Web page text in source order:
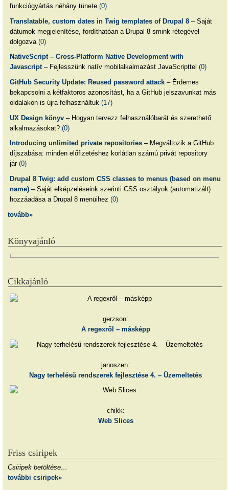
funkciógyártás néhány tünete (0)
Translatable, custom dates in Twig templates of Drupal 8– Saját
dátumok megjelenítése, fordíthatóan a Drupal 8 smink rétegével
dolgozva (0)
NativeScript – Cross-Platform Native Development with
Javascript– Fejlesszünk natív mobilalkalmazást JavaScripttel (0)
GitHub Security Update: Reused password attack– Érdemes
bekapcsolni a kétfaktoros azonosítást, ha a GitHub jelszavunkat más
oldalakon is újra felhasználtuk (17)
UX Design könyv– Hogyan tervezz felhasználóbarát és szerethető
alkalmazásokat? (0)
Introducing unlimited private repositories– Megváltozik a GitHub
díjszabása: minden előfizetéshez korlátlan számú privát repository
jár (0)
Drupal 8 Twig: add custom CSS classes to menus (based on menu
name)– Saját elképzeléseink szerinti CSS osztályok (automatizált)
hozzáadása a Drupal 8 menüihez (0)
tovább»
Könyvajánló
Cikkajánló
gerzson:
A regexről – másképp
janoszen:
Nagy terhelésű rendszerek fejlesztése 4. – Üzemeltetés
chikk:
Web Slices
Friss csiripek
Csiripek betöltése…
további csiripek»